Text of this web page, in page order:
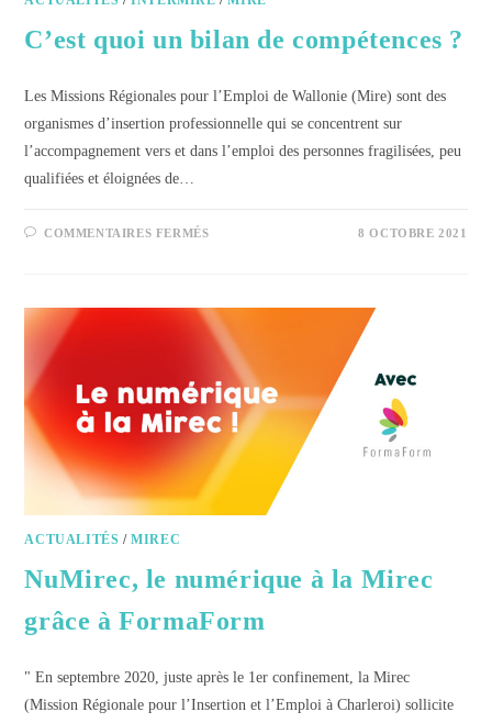
C’est quoi un bilan de compétences ?
Les Missions Régionales pour l’Emploi de Wallonie (Mire) sont des
organismes d’insertion professionnelle qui se concentrent sur
l’accompagnement vers et dans l’emploi des personnes fragilisées, peu
qualifiées et éloignées de…
COMMENTAIRES FERMÉS 8 OCTOBRE 2021
ACTUALITÉS /MIREC
NuMirec, le numérique à la Mirec
grâce à FormaForm
" En septembre 2020, juste après le 1er confinement, la Mirec
(Mission Régionale pour l’Insertion et l’Emploi à Charleroi) sollicite